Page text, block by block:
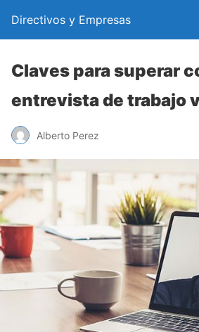
Directivos y Empresas
Claves para superar
entrevista de trabajo
Alberto Perez